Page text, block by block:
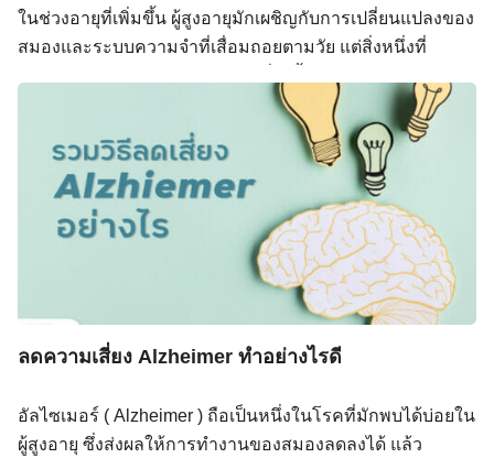
for:
Search
ปัจจัยสำคัญที่ช่วยป้องกันและชะลอการเสื่อมของสมอง ได้
อย่างมีนัยสำคัญ และหนึ่งในแนวทางการกินที่ได้รับความ
สนใจมากที่สุดในช่วงทศวรรษที่ผ่านมา คือ“MIND Diet” และ
ในบทความนี้ เราจะพาคุณไปรู้จักMIND Diet อย่างเจาะลึก ว่า
อาหารแบบไหน “สมองชอบ” และอาหารแบบไหนควรเลี่ยง
พร้อมแนะนำวิธีปรับใช้ในชีวิตประจำวัน ที่ไม่ยากอย่างที่คิด
เพราะการมีสมองที่แข็งแรง เริ่มต้นได้ตั้งแต่มื้ออาหารถัดไปนี้
เลยค่ะ MIND Dietคืออะไร? MIND Dietหรือชื่อเต็มว่า
Mediterranean–DASH Intervention for Neurodegenerative
ในช่วงอายุที่เพิ่มขึ้น ผู้สูงอายุมักเผชิญกับการเปลี่ยนแปลงของ
สมองและระบบความจำที่เสื่อมถอยตามวัย แต่สิ่งหนึ่งที่
ก้า-3 (Omega-3) ซึ่งเป็นสารอาหารที่มีบทบาทสำคัญต่อ
สุขภาพสมอง โดยเฉพาะในด้านการป้องกันภาวะสมองเสื่อม
และอัลไซเมอร์ เรามาทำความเข้าใจถึงประโยชน์ของโอเม
ก้า-3 และดูว่ามีอาหารไทยอะไรบ้างที่สามารถเป็นแหล่ง โอ
เมก้า-3 ได้ง่าย ๆ โอเมก้า-3 คืออะไร และมีประโยชน์อย่างไร
ต่อสมองผู้สูงอายุ? กรดไขมันโอเมก้า-3 ประกอบด้วย 2 ชนิด
หลักที่สำคัญต่อสมอง ได้แก่ จากการศึกษาพบว่า ผู้สูงอายุที่มี
ระดับโอเมก้า-3 สูงมักจะมีผลการทดสอบด้านความจำและ
นอกจากนี้ยังช่วยลดการอักเสบของสมอง ซึ่งเป็นปัจจัยสำคัญ
โชคดีที่อาหารไทยหลายชนิดมีกรดไขมันโอเมก้า-3 ใน
ปริมาณที่เหมาะสม สามารถช่วยเสริมสร้างสุขภาพสมองได้
ลดความเสี่ยง Alzheimer ทำอย่างไรดี
อัลไซเมอร์ ( Alzheimer ) ถือเป็นหนึ่งในโรคที่มักพบได้บ่อยใน
ผู้สูงอายุ ซึ่งส่งผลให้การทำงานของสมองลดลงได้ แล้ว